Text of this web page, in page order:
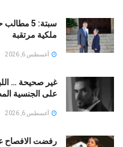
سبتة: 5
ملكية مرتقبة
أغسطس 6, 2026
غير صحيحة …
على الجنسية
أغسطس 6, 2026
رفضت الافصاح